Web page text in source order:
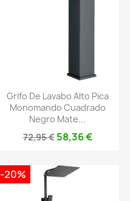
Grifo De Lavabo Alto Pica
Monomando Cuadrado
Negro Mate...
72,95 € 58,36 €
-20%